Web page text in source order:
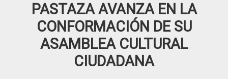
PASTAZA AVANZA EN LA
CONFORMACIÓN DE SU
ASAMBLEA CULTURAL
CIUDADANA